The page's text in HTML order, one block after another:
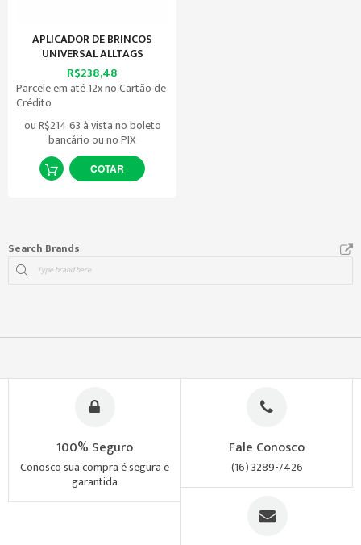
APLICADOR DE BRINCOS
UNIVERSAL ALLTAGS
R$238,48
Parcele em até 12x no Cartão de
Crédito
ouR$214,63à vista no boleto
bancário ou no PIX
COTAR
Search Brands
100% Seguro
Conosco sua compra é segura e
garantida
Fale Conosco
(16) 3289-7426